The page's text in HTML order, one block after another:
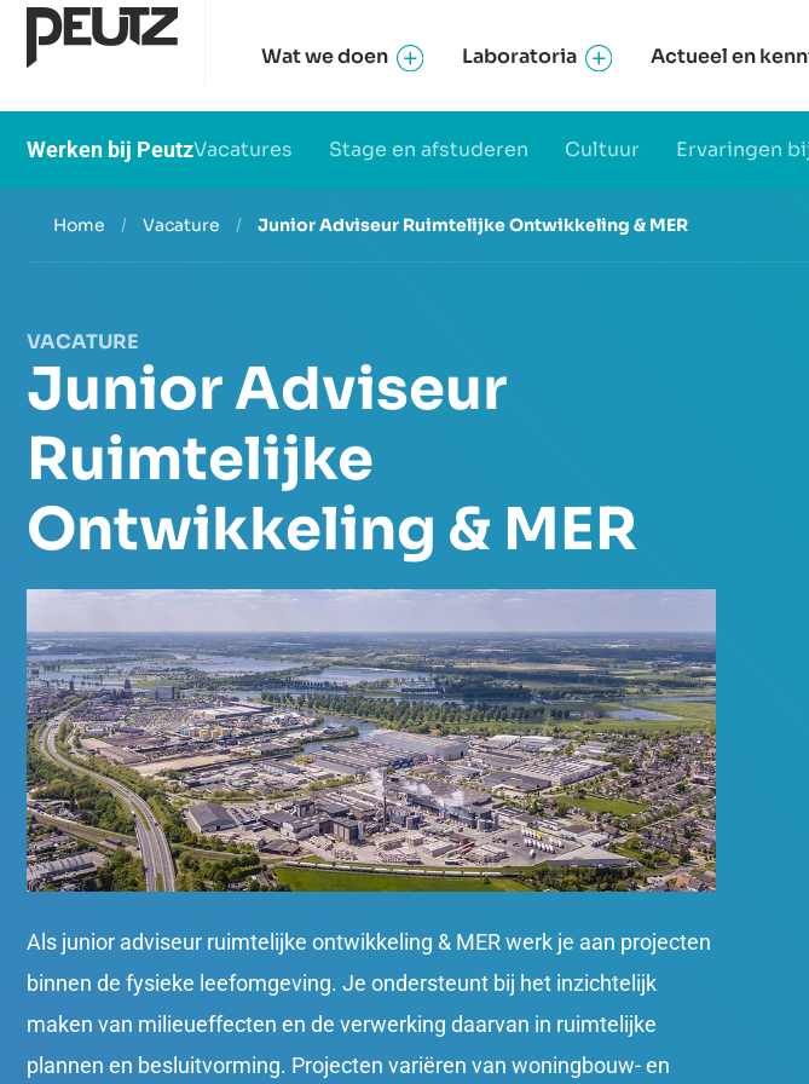
Wat we doen Laboratoria Actueel en
Werken bij PeutzVacatures Stage en afstuderen Cultuur Ervaringen
Home / Vacature / Junior Adviseur Ruimtelijke Ontwikkeling & MER
VACATURE
Junior Adviseur
Ruimtelijke
Ontwikkeling & MER
Als junior adviseur ruimtelijke ontwikkeling & MER werk je aan projecten
binnen de fysieke leefomgeving. Je ondersteunt bij het inzichtelijk
maken van milieueffecten en de verwerking daarvan in ruimtelijke
plannen en besluitvorming. Projecten variëren van woningbouw- en